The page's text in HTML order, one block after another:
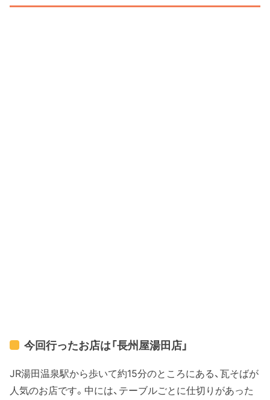
今回行ったお店は「長州屋湯田店」
JR湯田温泉駅から歩いて約15分のところにある、瓦そばが
人気のお店です。中には、テーブルごとに仕切りがあった